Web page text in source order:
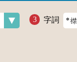
字詞